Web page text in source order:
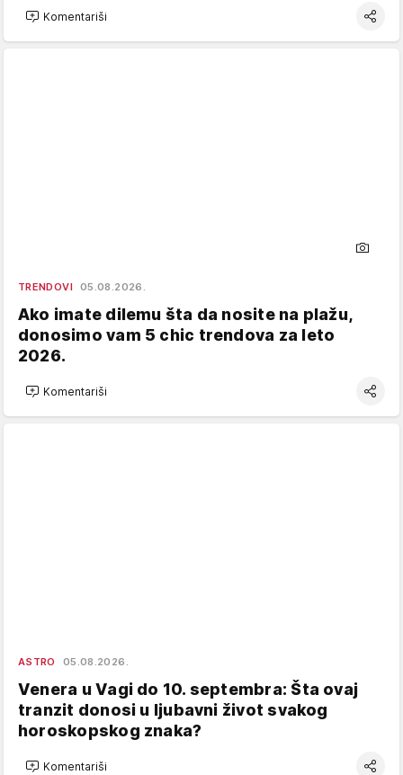
Komentariši
TRENDOVI 05.08.2026.
Ako imate dilemu šta da nosite na plažu,
donosimo vam 5 chic trendova za leto
2026.
Komentariši
ASTRO 05.08.2026.
Venera u Vagi do 10. septembra: Šta ovaj
tranzit donosi u ljubavni život svakog
horoskopskog znaka?
Komentariši